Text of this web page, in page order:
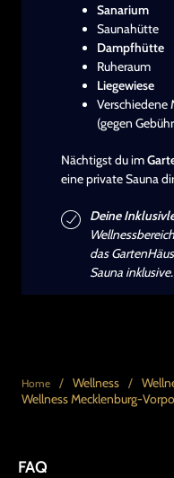
Sanarium
Saunahütte
Dampfhütte
Ruheraum
Liegewiese
Verschiedene
(gegen
Nächtigst du im
eine private Sauna
Deine
das
Sauna inklusive.
Home / Wellness /
Wellness Mecklenburg-
FAQ